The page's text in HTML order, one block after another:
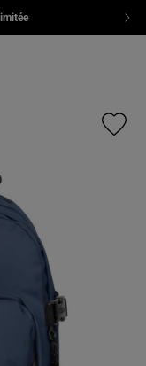
eu.eastpak.com